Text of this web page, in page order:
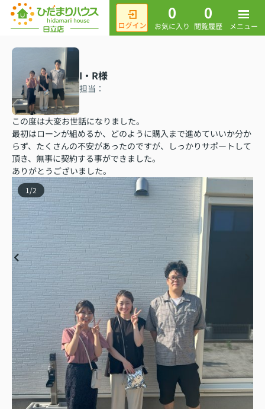
0
お気に入り
0
閲覧履歴 メニュー
I・R様
担当：
この度は大変お世話になりました。
最初はローンが組めるか、どのように購入まで進めていいか分か
らず、たくさんの不安があったのですが、しっかりサポートして
頂き、無事に契約する事ができました。
ありがとうございました。
1/2